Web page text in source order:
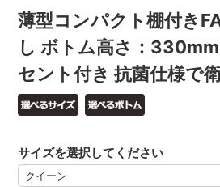
薄型コンパクト棚付き
し ボトム高さ：330mm
セント付き 抗菌仕様で
サイズを選択してください